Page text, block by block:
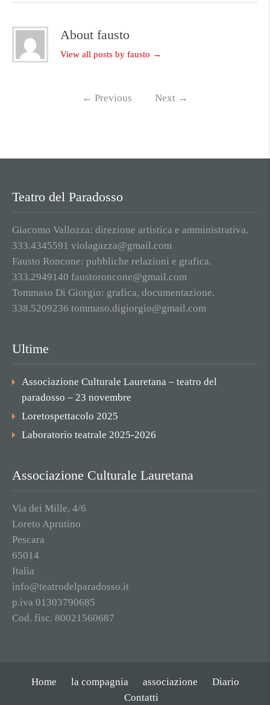
About fausto
View all posts by fausto →
← Previous Next →
Teatro del Paradosso
Giacomo Vallozza: direzione artistica e amministrativa.
333.4345591 violagazza@gmail.com
Fausto Roncone: pubbliche relazioni e grafica.
333.2949140 faustoroncone@gmail.com
Tommaso Di Giorgio: grafica, documentazione.
338.5209236 tommaso.digiorgio@gmail.com
Ultime
Associazione Culturale Lauretana – teatro del
paradosso – 23 novembre
Loretospettacolo 2025
Laboratorio teatrale 2025-2026
Associazione Culturale Lauretana
Via dei Mille, 4/6
Loreto Aprutino
Pescara
65014
Italia
info@teatrodelparadosso.it
p.iva 01303790685
Cod. fisc. 80021560687
Home la compagnia associazione
Diario
Contatti